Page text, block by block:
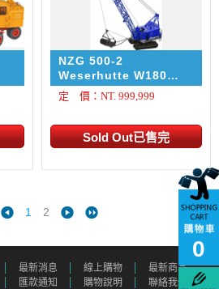
NZG 500-2
Weserhutte W180
w/Pile Driver 樁板機
定 價：NT. 999,999
1 2
最新消息 線上購物
最新商品
匯款通知 購物說明
聯絡我們
0